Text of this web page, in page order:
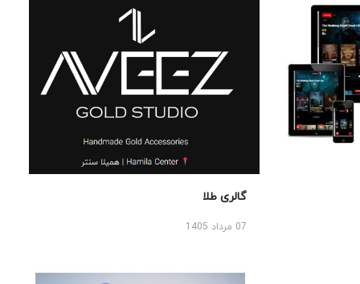
گالری طلا
07 مرداد 1405